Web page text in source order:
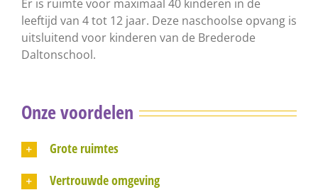
Er is ruimte voor maximaal 40 kinderen in de
leeftijd van 4 tot 12 jaar. Deze naschoolse opvang is
uitsluitend voor kinderen van de Brederode
Daltonschool.
Onze voordelen
Grote ruimtes
Vertrouwde omgeving